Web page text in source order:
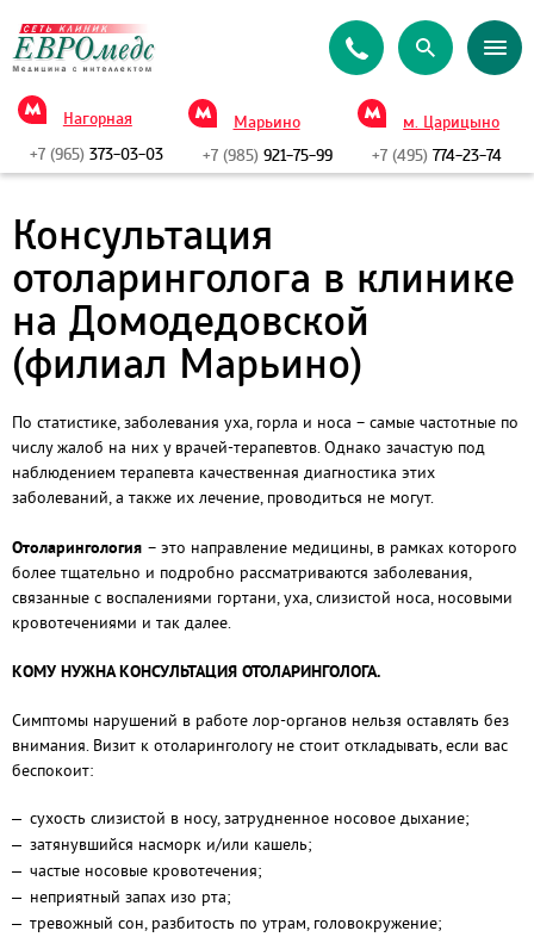
Нагорная
+7 (965) 373-03-03
Марьино
+7 (985)921-75-99
м. Царицыно
+7 (495) 774-23-74
Консультация
отоларинголога в клинике
на Домодедовской
(филиал Марьино)
По статистике, заболевания уха, горла и носа – самые частотные по
числу жалоб на них у врачей-терапевтов. Однако зачастую под
наблюдением терапевта качественная диагностика этих
заболеваний, а также их лечение, проводиться не могут.
Отоларингология – это направление медицины, в рамках которого
более тщательно и подробно рассматриваются заболевания,
связанные с воспалениями гортани, уха, слизистой носа, носовыми
кровотечениями и так далее.
КОМУ НУЖНА КОНСУЛЬТАЦИЯ ОТОЛАРИНГОЛОГА.
Симптомы нарушений в работе лор-органов нельзя оставлять без
внимания. Визит к отоларингологу не стоит откладывать, если вас
беспокоит:
сухость слизистой в носу, затрудненное носовое дыхание;
затянувшийся насморк и/или кашель;
частые носовые кровотечения;
неприятный запах изо рта;
тревожный сон, разбитость по утрам, головокружение;